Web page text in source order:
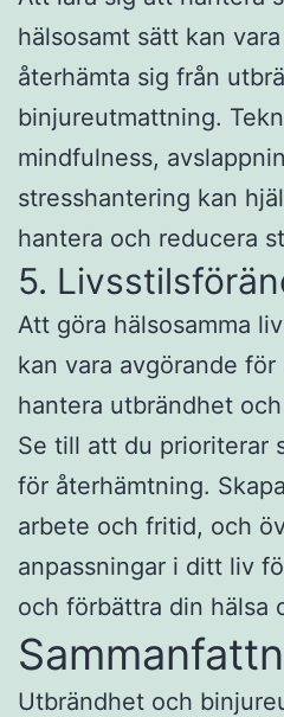
hälsosamt sätt kan
återhämta sig från
binjureutmattning.
mindfulness,
stresshantering kan
hantera och reducera
5.
Att göra hälsosamma
kan vara avgörande
hantera utbrändhet
Se till att du prioriterar
för återhämtning.
arbete och fritid, och
anpassningar i ditt liv
och förbättra din hälsa
Utbrändhet och